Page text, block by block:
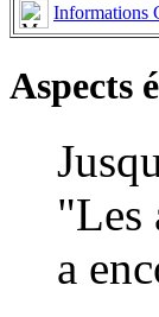
Informations
Aspects
"Les
a